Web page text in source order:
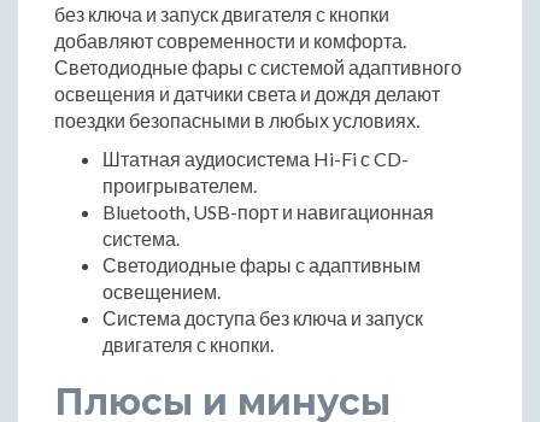
без ключа и запуск двигателя с кнопки
добавляют современности и комфорта.
Светодиодные фары с системой адаптивного
освещения и датчики света и дождя делают
поездки безопасными в любых условиях.
Штатная аудиосистема Hi-Fi с CD-
проигрывателем.
Bluetooth, USB-порт и навигационная
система.
Светодиодные фары с адаптивным
освещением.
Система доступа без ключа и запуск
двигателя с кнопки.
Плюсы и минусы